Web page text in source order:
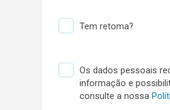
Tem retoma?
Os dados pessoais
informação e
consulte a nossa